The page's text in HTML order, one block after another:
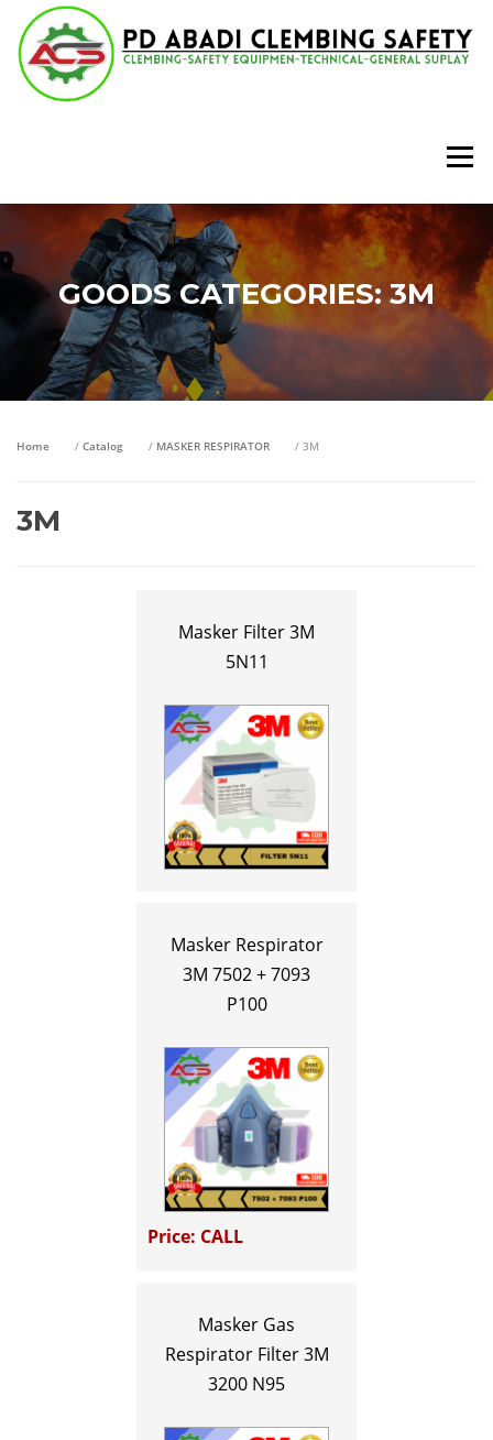
Lompat
konten
Menu
GOODS CATEGORIES:3M
Home / Catalog / MASKER RESPIRATOR / 3M
3M
Masker Filter 3M
5N11
Masker Respirator
3M 7502 + 7093
P100
Price: CALL
Masker Gas
Respirator Filter 3M
3200 N95